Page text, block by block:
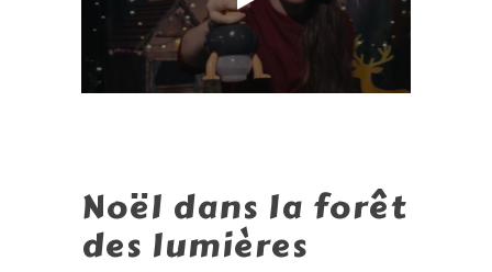
Noël dans la forêt
des lumières